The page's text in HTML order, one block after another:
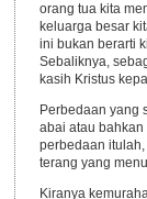
orang tua kita
keluarga besar
ini bukan berarti
Sebaliknya,
kasih Kristus
Perbedaan yang
abai atau bahkan
perbedaan
terang yang
Kiranya